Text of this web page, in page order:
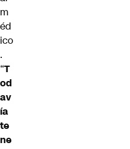
m
éd
ico
.
“T
od
av
ía
te
ne